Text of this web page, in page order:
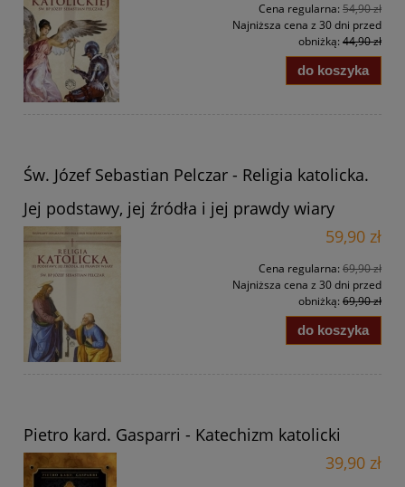
Cena regularna: 54,90 zł
Najniższa cena z 30 dni przed
obniżką: 44,90 zł
do koszyka
Św. Józef Sebastian Pelczar - Religia katolicka.
Jej podstawy, jej źródła i jej prawdy wiary
59,90 zł
Cena regularna: 69,90 zł
Najniższa cena z 30 dni przed
obniżką: 69,90 zł
do koszyka
Pietro kard. Gasparri - Katechizm katolicki
39,90 zł